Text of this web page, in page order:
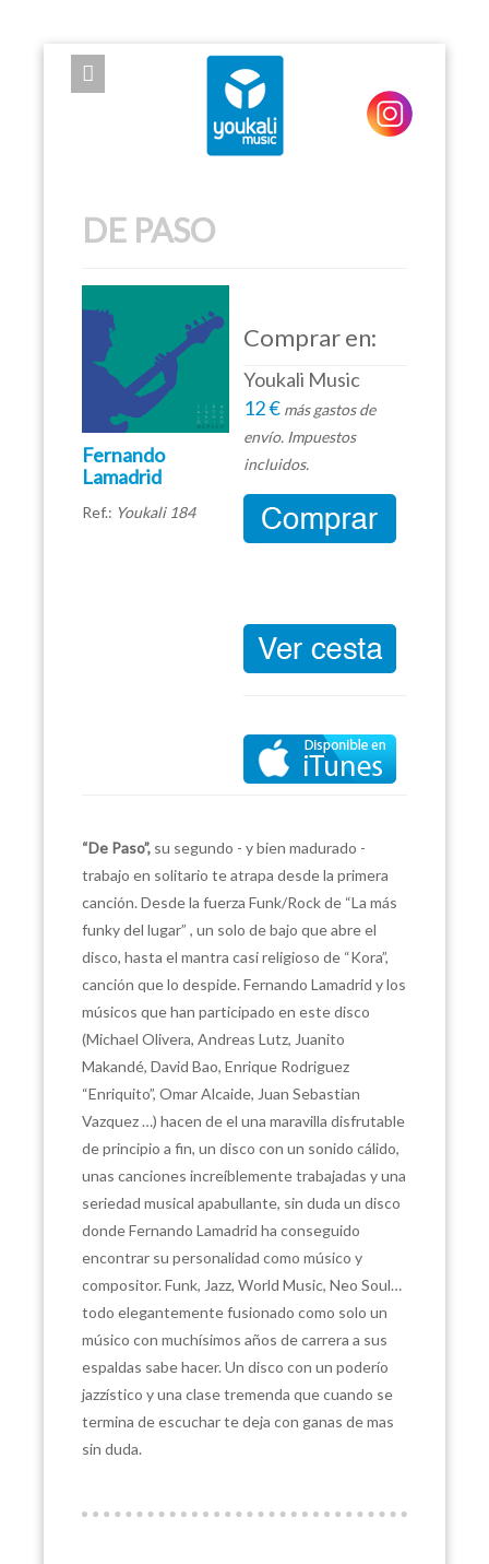
EXPOSE FRAMEWORK FOR JOOMLA 2.5 AND 3.0+
DE PASO
Fernando
Lamadrid
Ref.: Youkali 184
Comprar en:
Youkali Music
12 € más gastos de
envío. Impuestos
incluidos.
“De Paso”, su segundo - y bien madurado -
trabajo en solitario te atrapa desde la primera
canción. Desde la fuerza Funk/Rock de “La más
funky del lugar” , un solo de bajo que abre el
disco, hasta el mantra casi religioso de “Kora”,
canción que lo despide. Fernando Lamadrid y los
músicos que han participado en este disco
(Michael Olivera, Andreas Lutz, Juanito
Makandé, David Bao, Enrique Rodriguez
“Enriquito”, Omar Alcaide, Juan Sebastian
Vazquez …) hacen de el una maravilla disfrutable
de principio a fin, un disco con un sonido cálido,
unas canciones increíblemente trabajadas y una
seriedad musical apabullante, sin duda un disco
donde Fernando Lamadrid ha conseguido
encontrar su personalidad como músico y
compositor. Funk, Jazz, World Music, Neo Soul…
todo elegantemente fusionado como solo un
músico con muchísimos años de carrera a sus
espaldas sabe hacer. Un disco con un poderío
jazzístico y una clase tremenda que cuando se
termina de escuchar te deja con ganas de mas
sin duda.